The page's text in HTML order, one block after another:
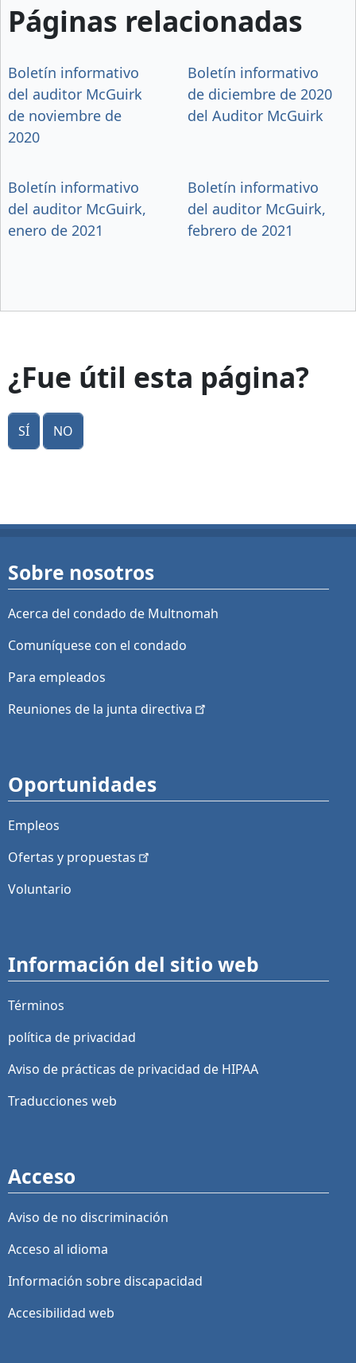
Páginas relacionadas
Boletín informativo
del auditor McGuirk
de noviembre de
2020
Boletín informativo
de diciembre de 2020
del Auditor McGuirk
Boletín informativo
del auditor McGuirk,
enero de 2021
Boletín informativo
del auditor McGuirk,
febrero de 2021
¿Fue útil esta página?
Sí No
Sobre nosotros
Acerca del condado de Multnomah
Comuníquese con el condado
Para empleados
Reuniones de la junta directiva
Oportunidades
Empleos
Ofertas y propuestas
Voluntario
Información del sitio web
Términos
política de privacidad
Aviso de prácticas de privacidad de HIPAA
Traducciones web
Acceso
Aviso de no discriminación
Acceso al idioma
Información sobre discapacidad
Accesibilidad web